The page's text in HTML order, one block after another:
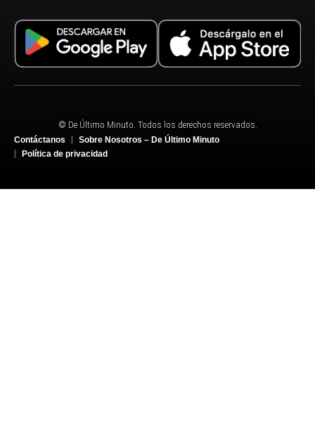
© De Último Minuto. Todos los derechos reservados.
Contáctanos
Sobre Nosotros – De Último Minuto
Política de privacidad